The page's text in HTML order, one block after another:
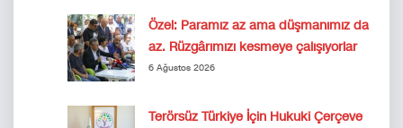
Özel: Paramız az ama düşmanımız da
az. Rüzgârımızı kesmeye çalışıyorlar
6 Ağustos 2026
Terörsüz Türkiye İçin Hukuki Çerçeve